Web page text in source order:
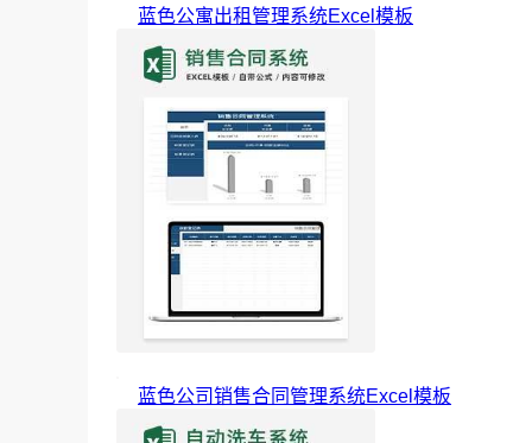
蓝色公寓出租管理系统Excel模板
蓝色公司销售合同管理系统Excel模板